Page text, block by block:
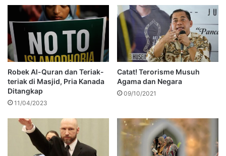
Robek Al-Quran dan Teriak-
teriak di Masjid, Pria Kanada
Ditangkap
11/04/2023
Catat! Terorisme Musuh
Agama dan Negara
09/10/2021